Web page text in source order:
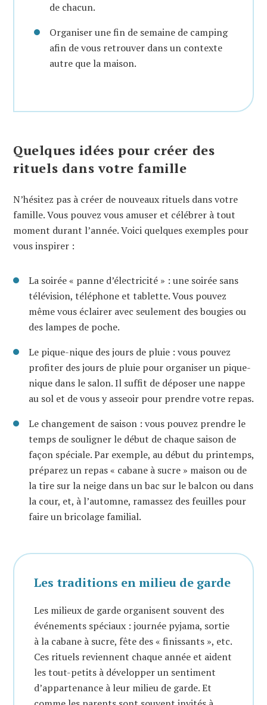
de chacun.
Organiser une fin de semaine de camping
afin de vous retrouver dans un contexte
autre que la maison.
Quelques idées pour créer des
rituels dans votre famille
N’hésitez pas à créer de nouveaux rituels dans votre
famille. Vous pouvez vous amuser et célébrer à tout
moment durant l’année. Voici quelques exemples pour
vous inspirer :
La soirée « panne d’électricité » : une soirée sans
télévision, téléphone et tablette. Vous pouvez
même vous éclairer avec seulement des bougies ou
des lampes de poche.
Le pique-nique des jours de pluie : vous pouvez
profiter des jours de pluie pour organiser un pique-
nique dans le salon. Il suffit de déposer une nappe
au sol et de vous y asseoir pour prendre votre repas.
Le changement de saison : vous pouvez prendre le
temps de souligner le début de chaque saison de
façon spéciale. Par exemple, au début du printemps,
préparez un repas « cabane à sucre » maison ou de
la tire sur la neige dans un bac sur le balcon ou dans
la cour, et, à l’automne, ramassez des feuilles pour
faire un bricolage familial.
Les traditions en milieu de garde
Les milieux de garde organisent souvent des
événements spéciaux : journée pyjama, sortie
à la cabane à sucre, fête des « finissants », etc.
Ces rituels reviennent chaque année et aident
les tout-petits à développer un sentiment
d’appartenance à leur milieu de garde. Et